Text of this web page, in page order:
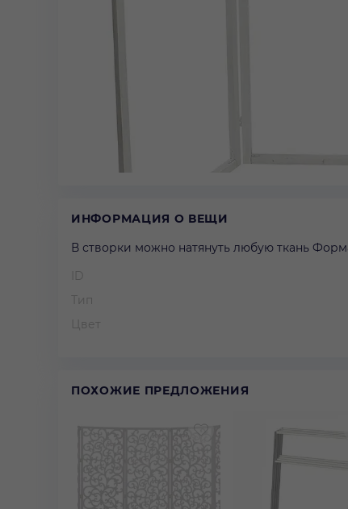
ИНФОРМАЦИЯ О ВЕЩИ
В створки можно натянуть любую ткань
ID
Тип
Цвет
ПОХОЖИЕ ПРЕДЛОЖЕНИЯ